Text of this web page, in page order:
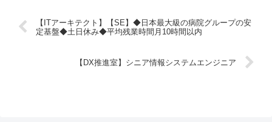
【ITアーキテクト】【SE】◆日本最大級の病院グループの安
定基盤◆土日休み◆平均残業時間月10時間以内
【DX推進室】シニア情報システムエンジニア